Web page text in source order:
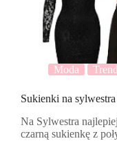
Moda
Sukienki na
Na Sylwestra
czarną sukienkę z